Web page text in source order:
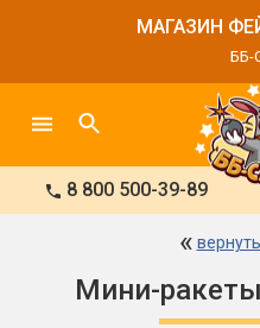
МАГАЗИН
ББ-
8 800 500-39-89
«
Мини-